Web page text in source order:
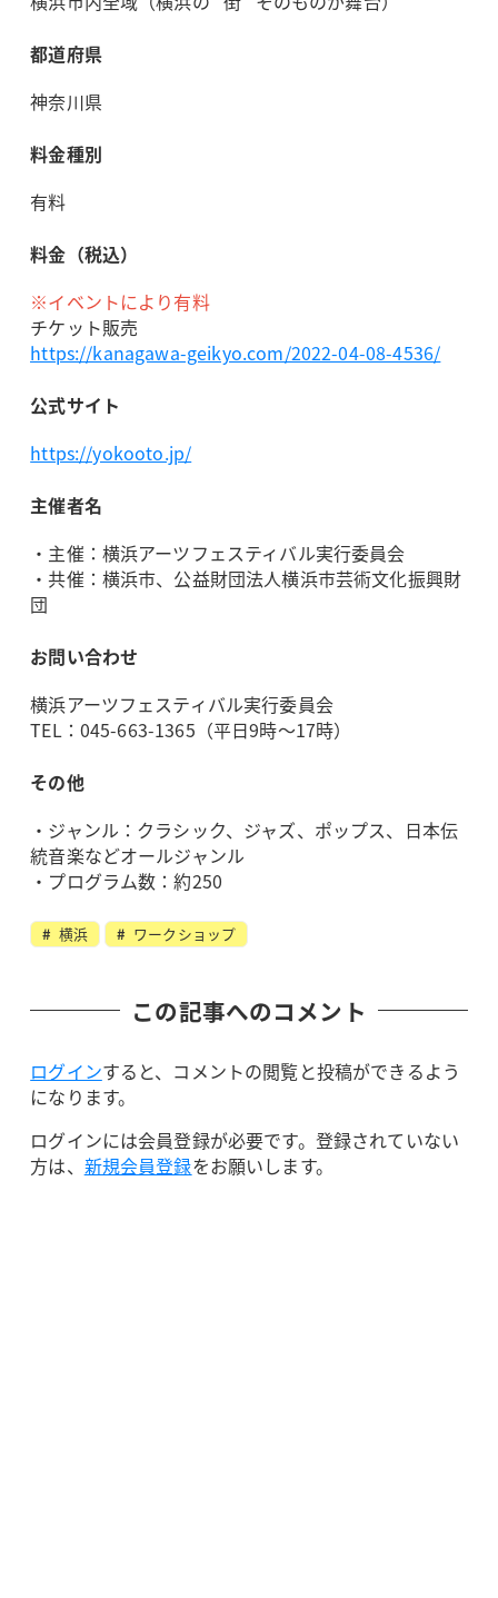
都道府県
神奈川県
料金種別
有料
料金（税込）
※イベントにより有料
チケット販売
https://kanagawa-geikyo.com/2022-04-08-4536/
公式サイト
https://yokooto.jp/
主催者名
・主催：横浜アーツフェスティバル実行委員会
・共催：横浜市、公益財団法人横浜市芸術文化振興財
団
お問い合わせ
横浜アーツフェスティバル実行委員会
TEL：045-663-1365 （平日9時～17時）
その他
・ジャンル：クラシック、ジャズ、ポップス、日本伝
統音楽などオールジャンル
・プログラム数：約250
横浜 ワークショップ
この記事へのコメント
ログインすると、コメントの閲覧と投稿ができるよう
になります。
ログインには会員登録が必要です。登録されていない
方は、 新規会員登録をお願いします。